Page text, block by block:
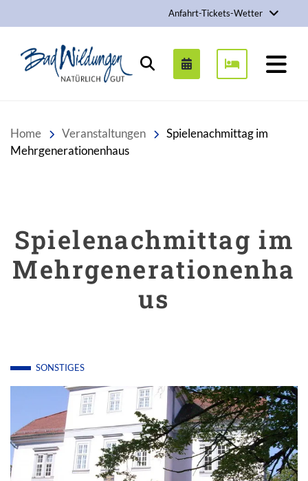
Anfahrt-Tickets-Wetter
Stadt Bad Wildungen
Suchen
Home Veranstaltungen
Spielenachmittag im
Mehrgenerationenhaus
Spielenachmittag im
Mehrgenerationenha
us
SONSTIGES